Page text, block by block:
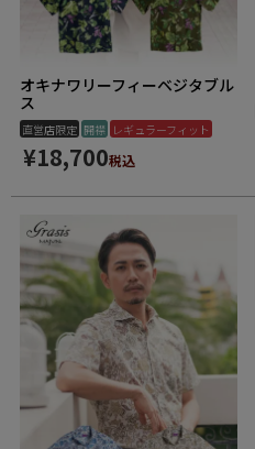
オキナワリーフィーベジタブル
ス
直営店限定 開襟 レギュラーフィット
¥18,700税込